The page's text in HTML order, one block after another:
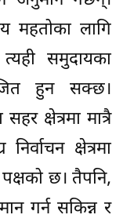
महतोका लागि
समुदायका
हुन सक्छ।
क्षेत्रमा मात्रै
क्षेत्रमा
छ। तैपनि,
गर्न सकिन्न र